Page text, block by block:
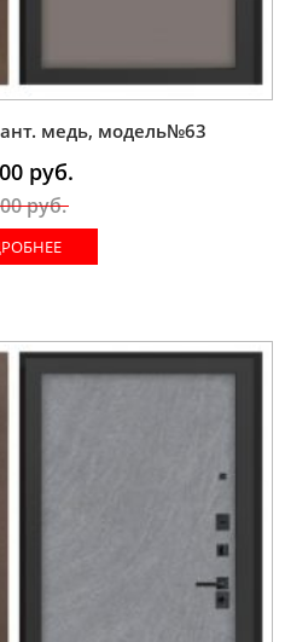
медь, модель№63
руб.
руб.